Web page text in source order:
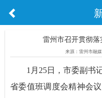
雷州市召开贯彻
来源：雷州市融
1月25日，市委副书记
省委值班调度会精神会